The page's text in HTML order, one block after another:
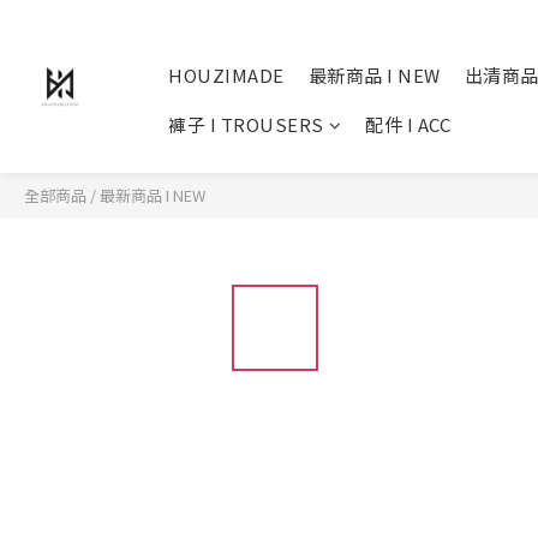
HOUZIMADE 最新商品 I NEW
出清商
褲子 I TROUSERS
配件 I ACC
全部商品 /最新商品 I NEW